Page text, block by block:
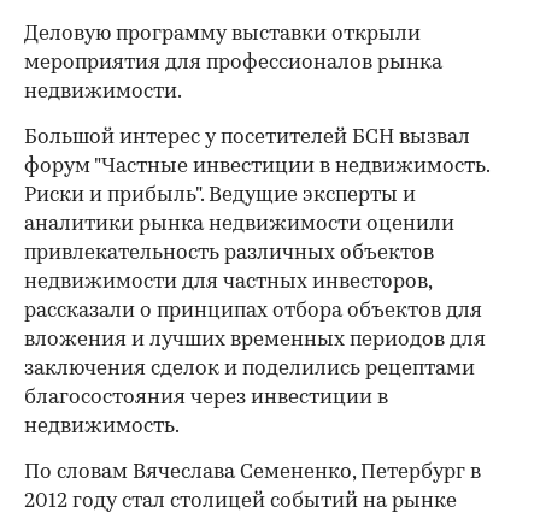
Деловую программу выставки открыли
мероприятия для профессионалов рынка
недвижимости.
Большой интерес у посетителей БСН вызвал
форум "Частные инвестиции в недвижимость.
Риски и прибыль". Ведущие эксперты и
аналитики рынка недвижимости оценили
привлекательность различных объектов
недвижимости для частных инвесторов,
рассказали о принципах отбора объектов для
вложения и лучших временных периодов для
заключения сделок и поделились рецептами
благосостояния через инвестиции в
недвижимость.
По словам Вячеслава Семененко, Петербург в
2012 году стал столицей событий на рынке